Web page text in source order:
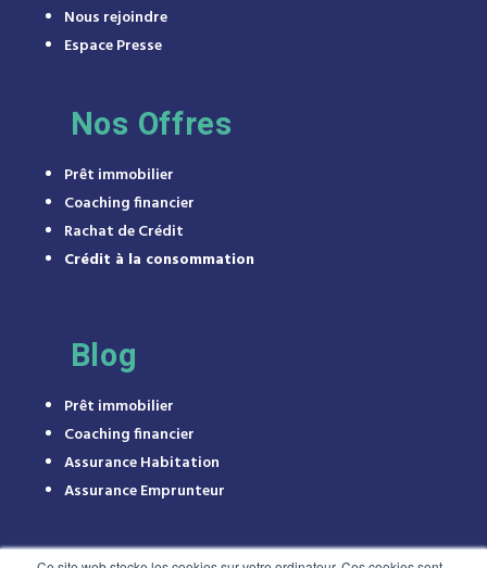
Nous rejoindre
Espace Presse
Nos Offres
Prêt immobilier
Coaching financier
Rachat de Crédit
Crédit à la consommation
Blog
Prêt immobilier
Coaching financier
Assurance Habitation
Assurance Emprunteur